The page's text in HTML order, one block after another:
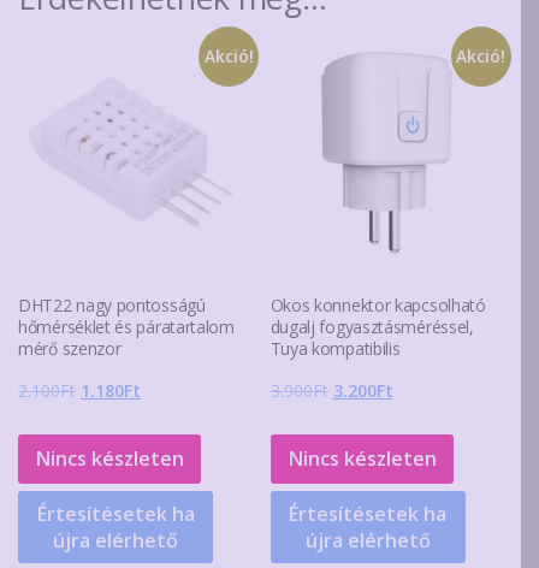
Akció!
DHT22 nagy pontosságú
hőmérséklet és páratartalom
mérő szenzor
2.100Ft Original
was:
2.100Ft.
1.180Ft
is:
1.180Ft.
Nincs készleten
Értesítésetek ha
újra elérhető
Akció!
Okos konnektor kapcsolható
dugalj fogyasztásméréssel,
Tuya kompatibilis
3.900Ft Original
was:
3.900Ft.
3.200FtCurrent
is:
3.200Ft.
Nincs készleten
Értesítésetek ha
újra elérhető